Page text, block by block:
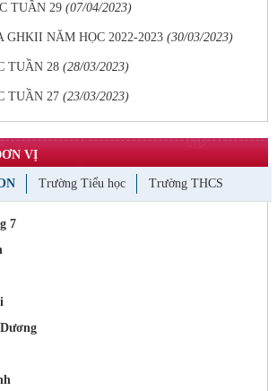
TUẦN 29 (07/04/2023)
GHKII NĂM HỌC 2022-2023 (30/03/2023)
TUẦN 28 (28/03/2023)
TUẦN 27 (23/03/2023)
VỊ
Trường Tiểu học Trường THCS
7